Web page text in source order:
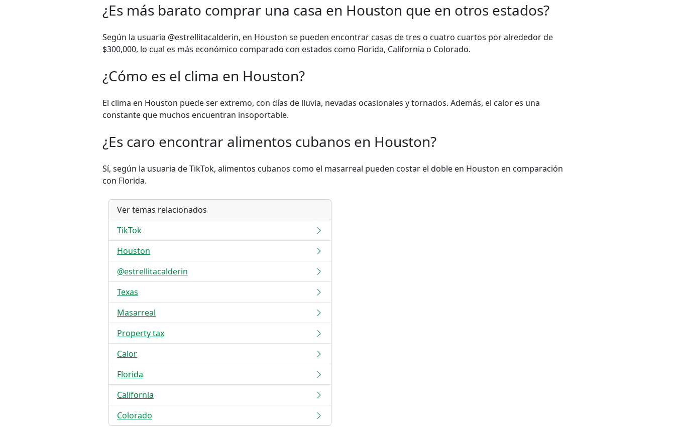
¿Es más barato comprar una casa en Houston que en otros estados?
Según la usuaria @estrellitacalderin, en Houston se pueden encontrar casas de tres o cuatro cuartos por alrededor de
$300,000, lo cual es más económico comparado con estados como Florida, California o Colorado.
¿Cómo es el clima en Houston?
El clima en Houston puede ser extremo, con días de lluvia, nevadas ocasionales y tornados. Además, el calor es una
constante que muchos encuentran insoportable.
¿Es caro encontrar alimentos cubanos en Houston?
Sí, según la usuaria de TikTok, alimentos cubanos como el masarreal pueden costar el doble en Houston en comparación
con Florida.
Ver temas relacionados
TikTok
Houston
@estrellitacalderin
Texas
Masarreal
Property tax
Calor
Florida
California
Colorado